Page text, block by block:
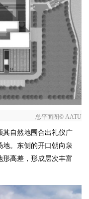
总平面图© AATU
自然地围合出礼仪广
。东侧的开口朝向泉
高差，形成层次丰富